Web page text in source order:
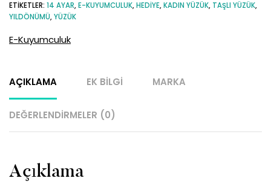
ETIKETLER: 14 AYAR,E-KUYUMCULUK,HEDIYE,KADIN YÜZÜK, TAŞLI YÜZÜK,
YILDÖNÜMÜ,YÜZÜK
E-Kuyumculuk
AÇIKLAMA EK BILGI MARKA
DEĞERLENDIRMELER (0)
Açıklama